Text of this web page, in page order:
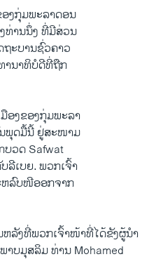
ງກຸ່ມພະລາດອນ
ທ່ານນຶ່ງ ທີ່ມີສ່ວນ
ະບານຊົ່ວຄາວ
ານາທິບໍດີທີ່ຖືກ
ອງຂອງກຸ່ມພະລາ
ພຸດມື້ນີ້ ຢູ່ສະໜາມ
ວດ Safwat
ລີເບຍ. ພວກເຈົ້າ
ຫລົບໜີອອກຈາກ
ລັງທີ່ພວກເຈົ້າໜ້າທີ່ໄດ້ຂັງຜູ້ນໍາ
ບມຸສລິມ ທ່ານ Mohamed